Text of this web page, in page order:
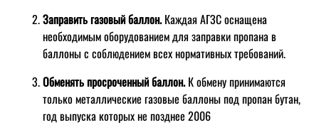
Заправить газовый баллон.Каждая АГЗС оснащена
необходимым оборудованием для заправки пропана в
баллоны с соблюдением всех нормативных требований.
Обменять просроченный баллон.К обмену принимаются
только металлические газовые баллоны под пропан бутан,
год выпуска которых не позднее 2006